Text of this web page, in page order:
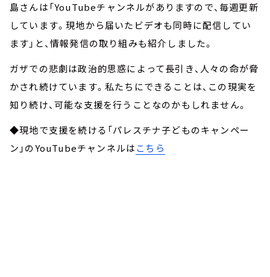
島さんは「YouTubeチャンネルがありますので、毎週更新
しています。現地から届いたビデオも同時に配信してい
ます」と、情報発信の取り組みも紹介しました。
ガザでの悲劇は政治的思惑によって長引き、人々の命が脅
かされ続けています。私たちにできることは、この現実を
知り続け、可能な支援を行うことなのかもしれません。
◆現地で支援を続ける「パレスチナ子どものキャンペー
ン」のYouTubeチャンネルはこちら